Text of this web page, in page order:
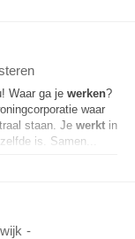
Waar ga je werken?
waar
staan. Je werkt in
is. Samen...
-